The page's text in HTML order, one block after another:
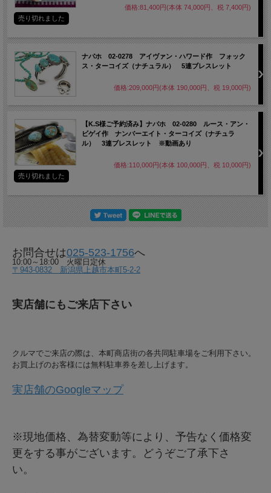
価格:81,400円(本体 74,000円、税 7,400円)
売り切れました
ナバホ 02-0278 アイヴァン・ハワード作 フォック
ス・ターコイズ（ナチュラル） 5連ブレスレット
価格:209,000円(本体 190,000円、税 19,000円)
【K.S様ご予約済み】ナバホ 02-0280 ルース・アン・
ビゲイ作 ナンバーエイト・ターコイズ（ナチュラ
ル） 3連ブレスレット ※動画あり
価格:110,000円(本体 100,000円、税 10,000円)
売り切れました
お問合せは025-523-1756へ
10:00～18:00 火曜日定休
〒943-0832 新潟県上越市本町5-2-2
実店舗にもご来店下さい
クルマでご来店の際は、本町商店街の各共同駐車場をご利用下さい。
お買上げのお客様には無料駐車券を差し上げます。
実店舗のGoogleマップ
※現地価格、為替変動等により、予告なく価格変
更をする事がございます。どうぞご了承下さ
い。